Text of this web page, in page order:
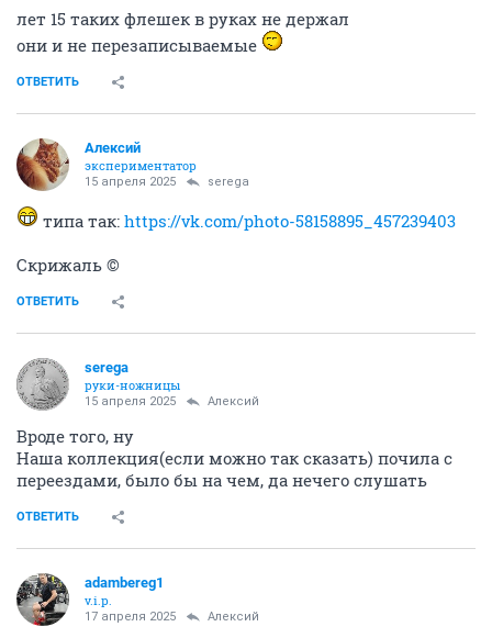
лет 15 таких флешек в руках не держал
они и не перезаписываемые
ОТВЕТИТЬ
Алексий
экспериментатор
15 апреля 2025 serega
типа так: https://vk.com/photo-58158895_457239403
Скрижаль ©
ОТВЕТИТЬ
serega
руки-ножницы
15 апреля 2025 Алексий
Вроде того, ну
Наша коллекция(если можно так сказать) почила с
переездами, было бы на чем, да нечего слушать
ОТВЕТИТЬ
adambereg1
v.i.p.
17 апреля 2025 Алексий